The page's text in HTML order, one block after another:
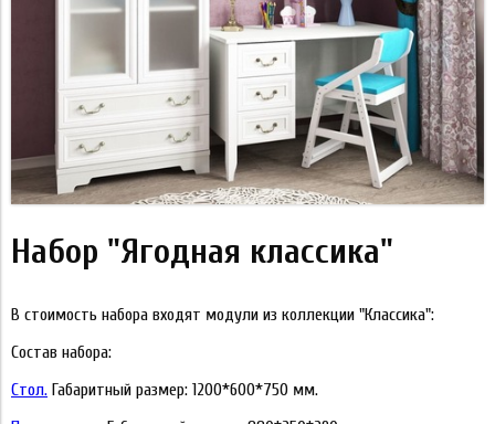
Набор "Ягодная классика"
В стоимость набора входят модули из коллекции "Классика":
Состав набора:
Стол. Габаритный размер: 1200*600*750 мм.